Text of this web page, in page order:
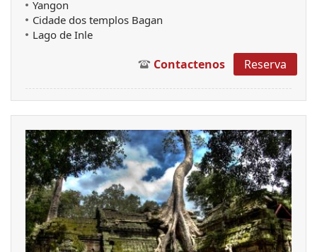
Yangon
Cidade dos templos Bagan
Lago de Inle
Contactenos Reserva